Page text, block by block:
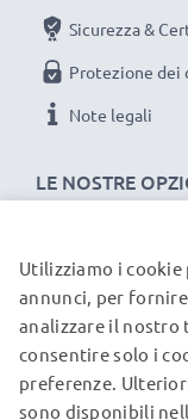
LE NOSTRE
Sicurezza &
Protezione dei
Note legali
I NOSTRI
© subtel.it 2026
Tutti i prezzi
spedizione. Si
Utilizziamo i
annunci, per
analizzare il
consentire solo i
preferenze.
sono disponibili